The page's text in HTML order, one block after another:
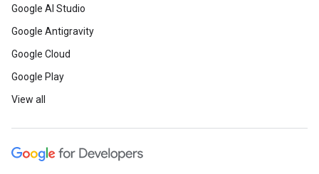
Google AI Studio
Google Antigravity
Google Cloud
Google Play
View all